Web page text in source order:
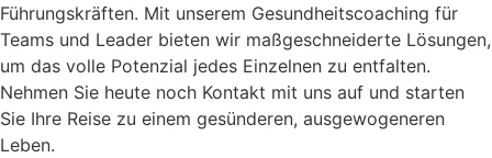
Führungskräften. Mit unserem Gesundheitscoaching für
Teams und Leader bieten wir maßgeschneiderte Lösungen,
um das volle Potenzial jedes Einzelnen zu entfalten.
Nehmen Sie heute noch Kontakt mit uns auf und starten
Sie Ihre Reise zu einem gesünderen, ausgewogeneren
Leben.